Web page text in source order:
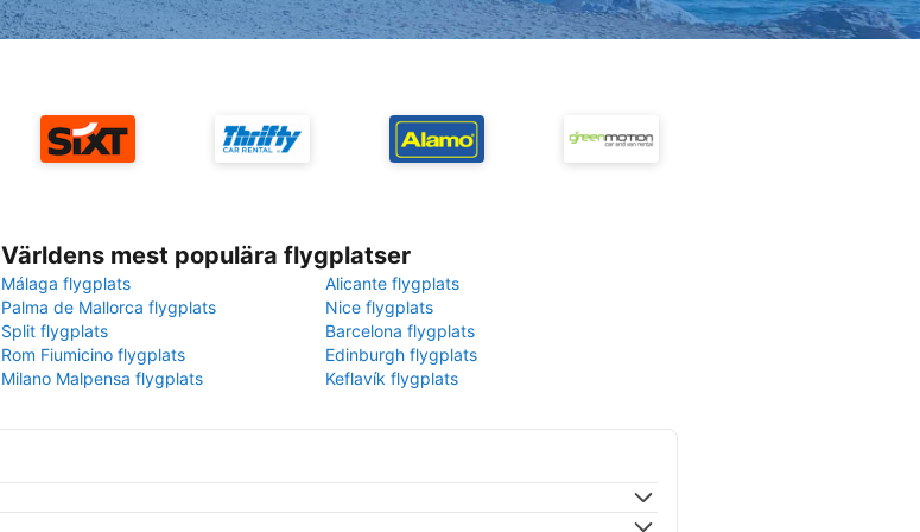
Världens mest populära flygplatser
Málaga flygplats
Alicante flygplats
Palma de Mallorca flygplats
Nice flygplats
Split flygplats
Barcelona flygplats
Rom Fiumicino flygplats
Edinburgh flygplats
Milano Malpensa flygplats
Keflavík flygplats